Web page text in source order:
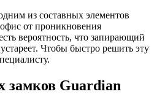
из составных элементов
от проникновения
вероятность, что запирающий
Чтобы быстро решить эту
замков Guardian